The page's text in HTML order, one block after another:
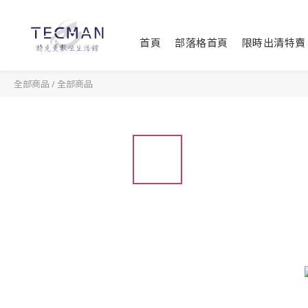
首頁 部落格首頁 限時出清特賣
全部商品 / 全部商品